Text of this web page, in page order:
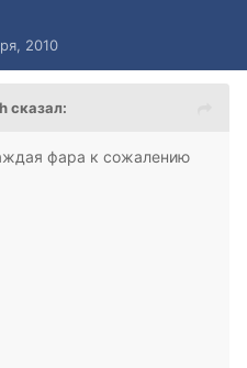
2010
сказал:
фара к сожалению